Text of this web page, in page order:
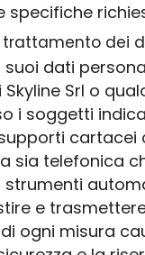
specifiche
trattamento dei
dati
Srl o
i soggetti
cartacei
sia telefonica
e
ogni misura